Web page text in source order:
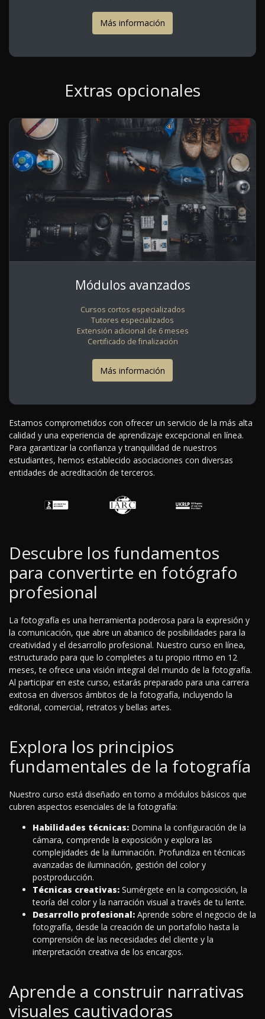
Más información
Extras opcionales
Módulos avanzados
Cursos cortos especializados
Tutores especializados
Extensión adicional de 6 meses
Certificado de finalización
Más información
Estamos comprometidos con ofrecer un servicio de la más alta
calidad y una experiencia de aprendizaje excepcional en línea.
Para garantizar la confianza y tranquilidad de nuestros
estudiantes, hemos establecido asociaciones con diversas
entidades de acreditación de terceros.
Descubre los fundamentos
para convertirte en fotógrafo
profesional
La fotografía es una herramienta poderosa para la expresión y
la comunicación, que abre un abanico de posibilidades para la
creatividad y el desarrollo profesional. Nuestro curso en línea,
estructurado para que lo completes a tu propio ritmo en 12
meses, te ofrece una visión integral del mundo de la fotografía.
Al participar en este curso, estarás preparado para una carrera
exitosa en diversos ámbitos de la fotografía, incluyendo la
editorial, comercial, retratos y bellas artes.
Explora los principios
fundamentales de la fotografía
Nuestro curso está diseñado en torno a módulos básicos que
cubren aspectos esenciales de la fotografía:
Habilidades técnicas: Domina la configuración de la
cámara, comprende la exposición y explora las
complejidades de la iluminación. Profundiza en técnicas
avanzadas de iluminación, gestión del color y
postproducción.
Técnicas creativas: Sumérgete en la composición, la
teoría del color y la narración visual a través de tu lente.
Desarrollo profesional: Aprende sobre el negocio de la
fotografía, desde la creación de un portafolio hasta la
comprensión de las necesidades del cliente y la
interpretación creativa de los encargos.
Aprende a construir narrativas
visuales cautivadoras